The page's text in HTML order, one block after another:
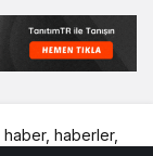
haber, haberler,